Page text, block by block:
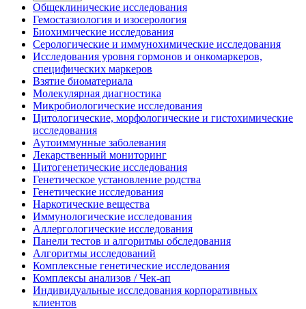
Общеклинические исследования
Гемостазиология и изосерология
Биохимические исследования
Серологические и иммунохимические исследования
Исследования уровня гормонов и онкомаркеров,
специфических маркеров
Взятие биоматериала
Молекулярная диагностика
Микробиологические исследования
Цитологические, морфологические и гистохимические
исследования
Аутоиммунные заболевания
Лекарственный мониторинг
Цитогенетические исследования
Генетическое установление родства
Генетические исследования
Наркотические вещества
Иммунологические исследования
Аллергологические исследования
Панели тестов и алгоритмы обследования
Алгоритмы исследований
Комплексные генетические исследования
Комплексы анализов / Чек-ап
Индивидуальные исследования корпоративных
клиентов